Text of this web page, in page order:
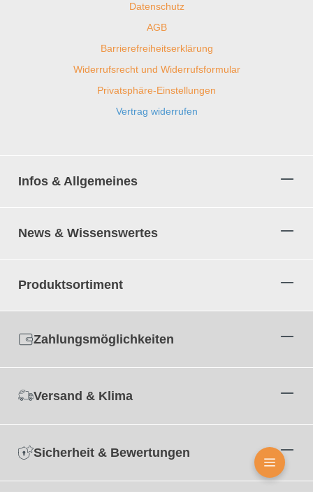
Datenschutz
AGB
Barrierefreiheitserklärung
Widerrufsrecht und Widerrufsformular
Privatsphäre-Einstellungen
Vertrag widerrufen
Infos & Allgemeines
News & Wissenswertes
Produktsortiment
Zahlungsmöglichkeiten
Versand & Klima
Sicherheit & Bewertungen